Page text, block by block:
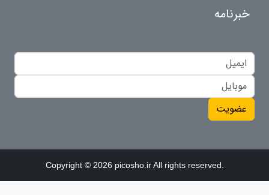
خبرنامه
عضویت
Copyright © 2026 picosho.ir All rights reserved.